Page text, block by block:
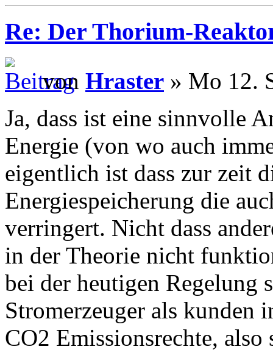
Re: Der Thorium-
von Hraster » Mo 12.
Ja, dass ist eine sinnvolle
Energie (von wo auch
eigentlich ist dass zur zeit
Energiespeicherung die
verringert. Nicht dass
in der Theorie nicht
bei der heutigen Regelung
Stromerzeuger als kunden
CO2 Emissionsrechte, also